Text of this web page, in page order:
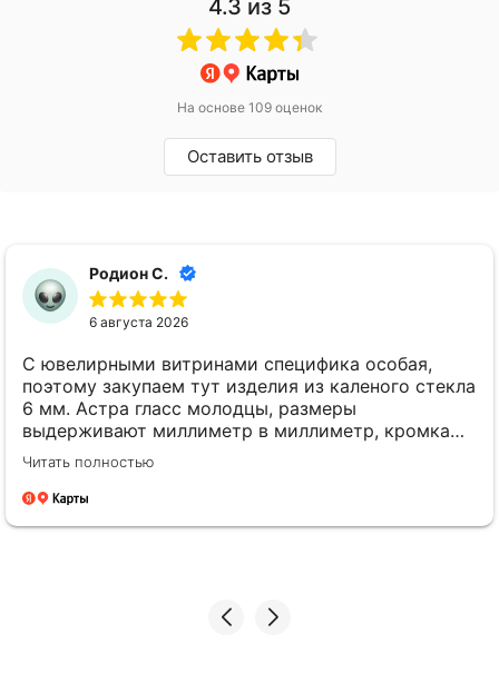
4.3 из 5
На основе 109 оценок
Оставить отзыв
Родион С.
6 августа 2026
С ювелирными витринами специфика особая,
поэтому закупаем тут изделия из каленого стекла
6 мм. Астра гласс молодцы, размеры
выдерживают миллиметр в миллиметр, кромка
идеально полированная. Менеджеры толковые,
всегда на связи. Будем работать дальше.
Читать полностью